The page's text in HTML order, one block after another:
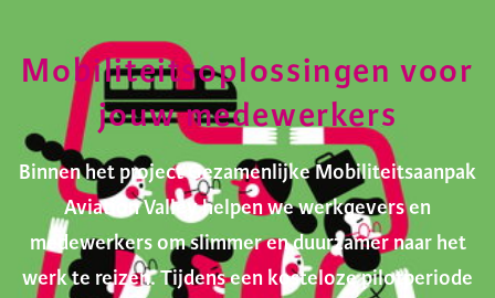
Mobiliteitsoplossingen voor
jouw medewerkers
Binnen het project Gezamenlijke Mobiliteitsaanpak
Aviation Valley helpen we werkgevers en
medewerkers om slimmer en duurzamer naar het
werk te reizen. Tijdens een kosteloze pilotperiode